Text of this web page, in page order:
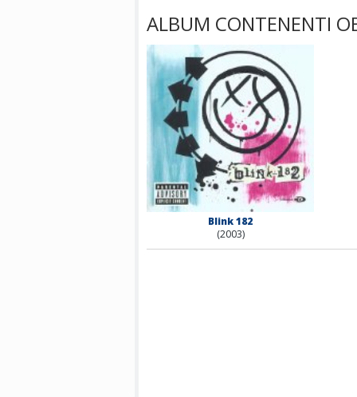
ALBUM CONTENENTI
Blink 182
(2003)